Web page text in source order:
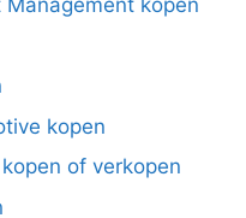
kopen
kopen
of verkopen